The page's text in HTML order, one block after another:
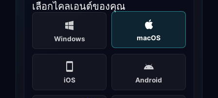
เลือกไคลเอนต์ของคุณ
Windows macOS
iOS Android